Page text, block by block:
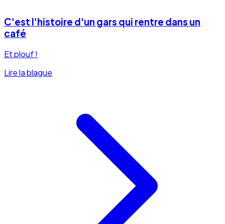
C'est l'histoire d'un gars qui rentre dans un
café
Et plouf !
Lire la blague